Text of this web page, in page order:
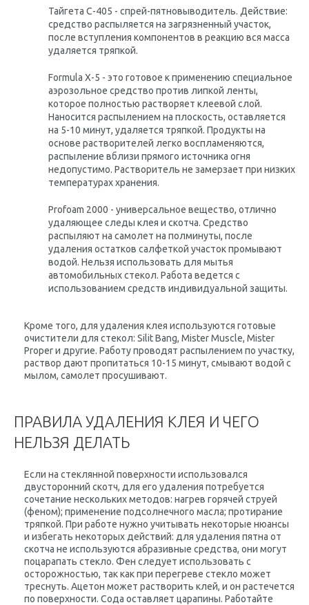
Тайгета С-405 - спрей-пятновыводитель. Действие:
средство распыляется на загрязненный участок,
после вступления компонентов в реакцию вся масса
удаляется тряпкой.
Formula X-5 - это готовое к применению специальное
аэрозольное средство против липкой ленты,
которое полностью растворяет клеевой слой.
Наносится распылением на плоскость, оставляется
на 5-10 минут, удаляется тряпкой. Продукты на
основе растворителей легко воспламеняются,
распыление вблизи прямого источника огня
недопустимо. Растворитель не замерзает при низких
температурах хранения.
Profoam 2000 - универсальное вещество, отлично
удаляющее следы клея и скотча. Средство
распыляют на самолет на полминуты, после
удаления остатков салфеткой участок промывают
водой. Нельзя использовать для мытья
автомобильных стекол. Работа ведется с
использованием средств индивидуальной защиты.
Кроме того, для удаления клея используются готовые
очистители для стекол: Silit Bang, Mister Muscle, Mister
Proper и другие. Работу проводят распылением по участку,
раствор дают пропитаться 10-15 минут, смывают водой с
мылом, самолет просушивают.
ПРАВИЛА УДАЛЕНИЯ КЛЕЯ И ЧЕГО
НЕЛЬЗЯ ДЕЛАТЬ
Если на стеклянной поверхности использовался
двусторонний скотч, для его удаления потребуется
сочетание нескольких методов: нагрев горячей струей
(феном); применение подсолнечного масла; протирание
тряпкой. При работе нужно учитывать некоторые нюансы
и избегать некоторых действий: для удаления пятна от
скотча не используются абразивные средства, они могут
поцарапать стекло. Фен следует использовать с
осторожностью, так как при перегреве стекло может
треснуть. Ацетон может растворить клей, и он растечется
по поверхности. Сода оставляет царапины. Работайте